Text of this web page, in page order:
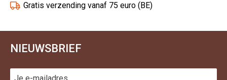
Gratis verzending vanaf 75 euro (BE)
NIEUWSBRIEF